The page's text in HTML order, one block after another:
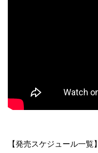
【発売スケジュール一覧】